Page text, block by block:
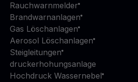
Rauchwarnmelder
Brandwarnanlagen
Gas Löschanlagen
Aerosol Löschanlagen
Steigleitungen
druckerhohungsanlage
Hochdruck Wassernebel